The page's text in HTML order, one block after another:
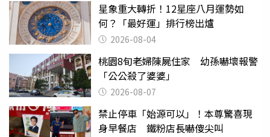
星象重大轉折！12星座八月運勢如
何？「最好運」排行榜出爐
2026-08-04
桃園8旬老婦陳屍住家 幼孫嚇壞報警
「公公殺了婆婆」
2026-08-07
禁止停車「始源可以」！本尊驚喜現
身早餐店 鐵粉店長嚇傻尖叫